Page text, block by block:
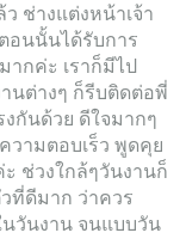
ช่างแต่งหน้าเจ้า
อนนั้นได้รับการ
กค่ะ เราก็มีไป
นต่างๆ ก็รีบติดต่อพี่
กันด้วย ดีใจมากๆ
วามตอบเร็ว พูดคุย
ช่วงใกล้ๆวันงานก็
ที่ดีมาก ว่าควร
นวันงาน จนแบบวัน